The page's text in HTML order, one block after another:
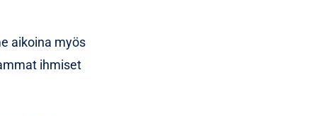
aikoina myös
ihmiset